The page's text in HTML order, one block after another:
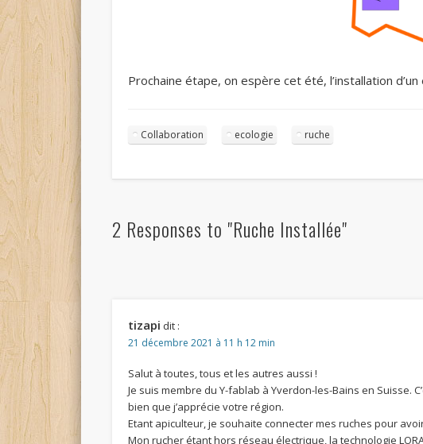
Prochaine étape, on espère cet été, l’installation
Collaboration ecologie ruche
2 Responses to "Ruche Installée"
tizapi dit :
21 décembre 2021 à 11 h 12 min
Salut à toutes, tous et les autres aussi !
Je suis membre du Y-fablab à Yverdon-les-Bains en Suisse.
bien que j’apprécie votre région.
Etant apiculteur, je souhaite connecter mes ruches pour
Mon rucher étant hors réseau électrique, la technologie